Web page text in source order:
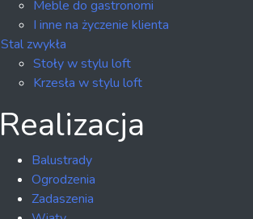
Meble do gastronomi
I inne na życzenie klienta
Stal zwykła
Stoły w stylu loft
Krzesła w stylu loft
Realizacja
Balustrady
Ogrodzenia
Zadaszenia